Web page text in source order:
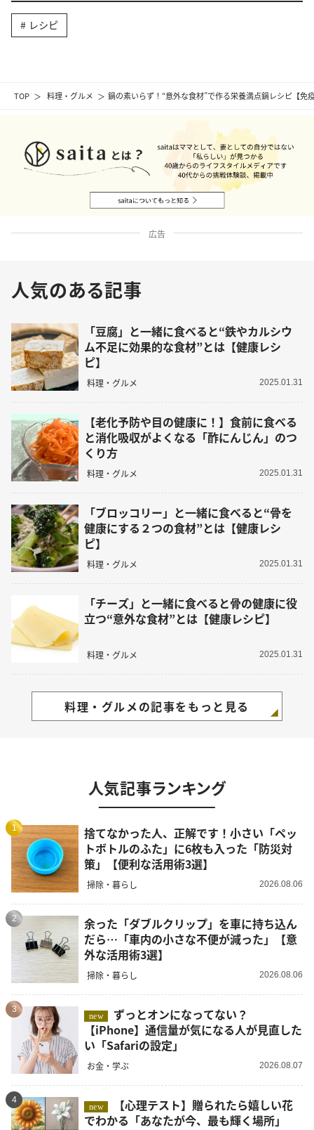
TOP 料理・グルメ 鍋の素いらず！“意外な食材”で作る栄養満点鍋レシピ【
レシピ
広告
人気のある記事
「豆腐」と一緒に食べると“鉄やカルシウ
ム不足に効果的な食材”とは【健康レシ
ピ】
料理・グルメ 2025.01.31
【老化予防や目の健康に！】食前に食べる
と消化吸収がよくなる「酢にんじん」のつ
くり方
料理・グルメ 2025.01.31
「ブロッコリー」と一緒に食べると“骨を
健康にする２つの食材”とは【健康レシ
ピ】
料理・グルメ 2025.01.31
「チーズ」と一緒に食べると骨の健康に役
立つ“意外な食材”とは【健康レシピ】
料理・グルメ 2025.01.31
料理・グルメの記事をもっと見る
人気記事ランキング
1
捨てなかった人、正解です！小さい「ペッ
トボトルのふた」に6枚も入った「防災対
策」【便利な活用術3選】
掃除・暮らし 2026.08.06
2
余った「ダブルクリップ」を車に持ち込ん
だら…「車内の小さな不便が減った」【意
外な活用術3選】
掃除・暮らし 2026.08.06
3
new
【iPhone】通信量が気になる人が見直した
い「Safariの設定」
お金・学ぶ 2026.08.07
4
new
でわかる「あなたが今、最も輝く場所」